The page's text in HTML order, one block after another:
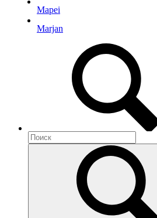
Mapei
Marjan